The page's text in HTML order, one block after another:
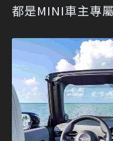
都是MINI車主專